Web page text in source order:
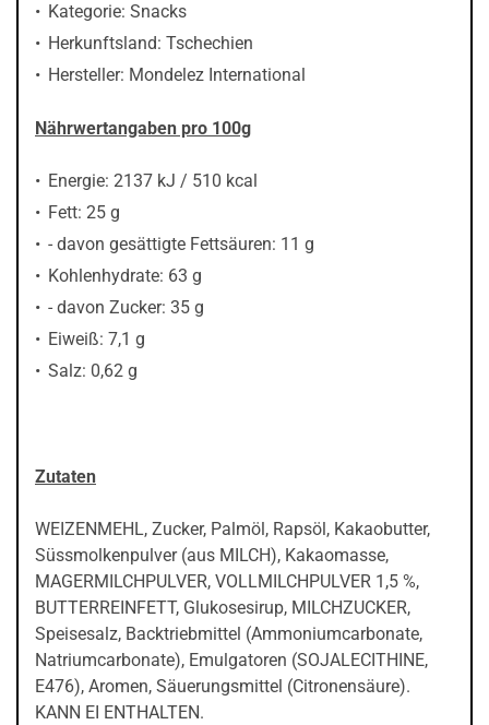
Kategorie: Snacks
Herkunftsland: Tschechien
Hersteller: Mondelez International
Nährwertangaben pro 100g
Energie: 2137 kJ / 510 kcal
Fett: 25 g
- davon gesättigte Fettsäuren: 11 g
Kohlenhydrate: 63 g
- davon Zucker: 35 g
Eiweiß: 7,1 g
Salz: 0,62 g
Zutaten
WEIZENMEHL, Zucker, Palmöl, Rapsöl, Kakaobutter,
Süssmolkenpulver (aus MILCH), Kakaomasse,
MAGERMILCHPULVER, VOLLMILCHPULVER 1,5 %,
BUTTERREINFETT, Glukosesirup, MILCHZUCKER,
Speisesalz, Backtriebmittel (Ammoniumcarbonate,
Natriumcarbonate), Emulgatoren (SOJALECITHINE,
E476), Aromen, Säuerungsmittel (Citronensäure).
KANN EI ENTHALTEN.